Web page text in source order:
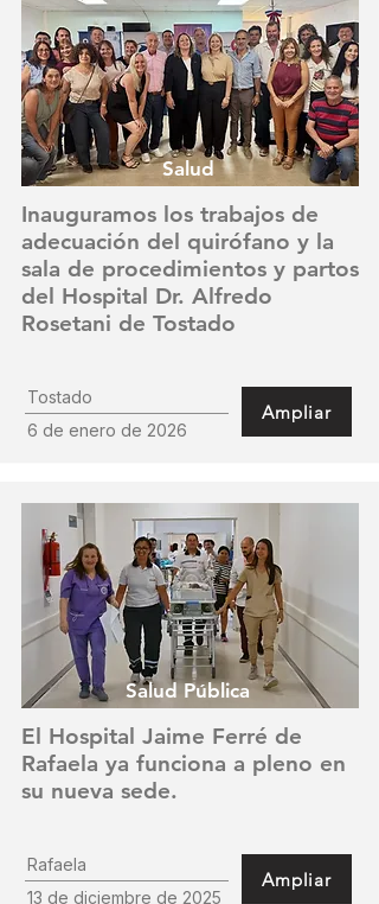
Salud
Inauguramos los trabajos de
adecuación del quirófano y la
sala de procedimientos y partos
del Hospital Dr. Alfredo
Rosetani de Tostado
Tostado
6 de enero de 2026
Ampliar
Salud Pública
El Hospital Jaime Ferré de
Rafaela ya funciona a pleno en
su nueva sede.
Rafaela
13 de diciembre de 2025
Ampliar